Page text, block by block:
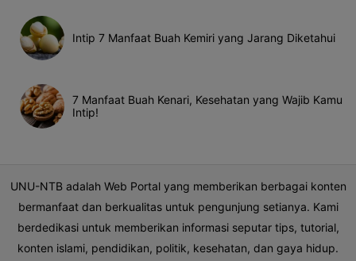
Intip 7 Manfaat Buah Kemiri yang Jarang Diketahui
7 Manfaat Buah Kenari, Kesehatan yang Wajib Kamu
Intip!
UNU-NTB adalah Web Portal yang memberikan berbagai konten
bermanfaat dan berkualitas untuk pengunjung setianya. Kami
berdedikasi untuk memberikan informasi seputar tips, tutorial,
konten islami, pendidikan, politik, kesehatan, dan gaya hidup.